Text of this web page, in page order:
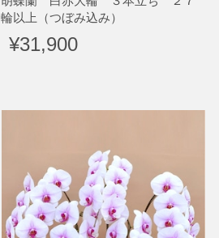
輪以上（つぼみ込み）
¥31,900